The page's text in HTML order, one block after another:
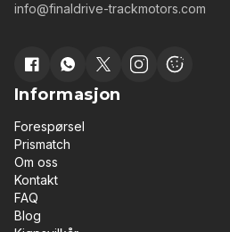
info@finaldrive-trackmotors.com
Informasjon
Forespørsel
Prismatch
Om oss
Kontakt
FAQ
Blog